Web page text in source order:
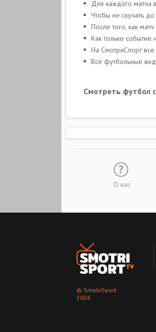
Для каждого матча
Чтобы не скучать
После того, как
Как только событие
На СмотриСпорт
Все футбольные
Смотреть футбол
О нас
© SmotriSport
2026